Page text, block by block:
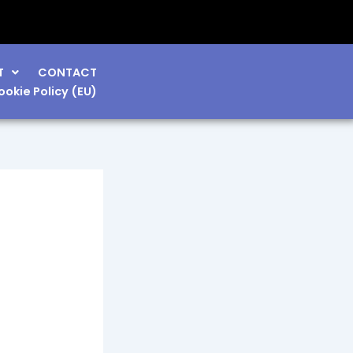
CONTACT
Policy (EU)